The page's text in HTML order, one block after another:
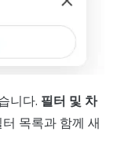
니다. 필터 및 차
목록과 함께 새